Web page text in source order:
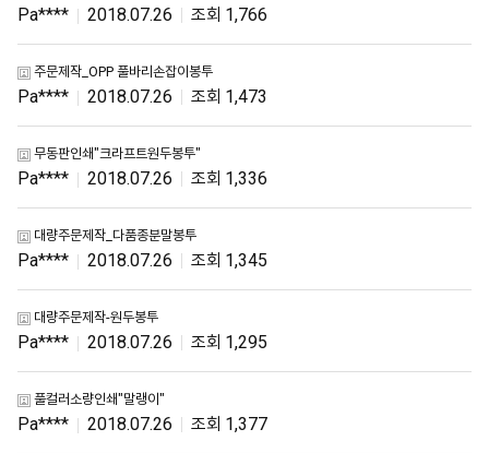
Pa**** 2018.07.26 1,766
주문제작_OPP 풀바리손잡이봉투
Pa**** 2018.07.26 1,473
무동판인쇄"크라프트원두봉투"
Pa**** 2018.07.26 1,336
대량주문제작_다품종분말봉투
Pa**** 2018.07.26 1,345
대량주문제작-원두봉투
Pa**** 2018.07.26 1,295
풀컬러소량인쇄"말랭이"
Pa**** 2018.07.26 1,377